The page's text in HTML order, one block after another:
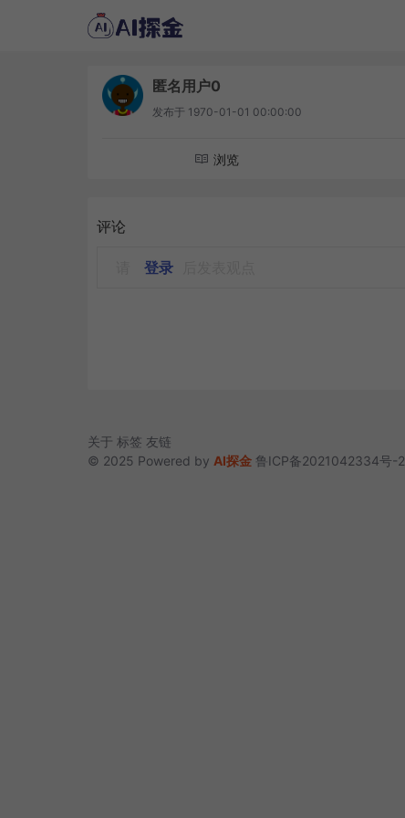
匿名用户0
发布于 1970-01-01 00:00:00
浏览
评论
登录
关于 标签 友链
© 2025 Powered by AI探金 鲁ICP备2021042334号-2